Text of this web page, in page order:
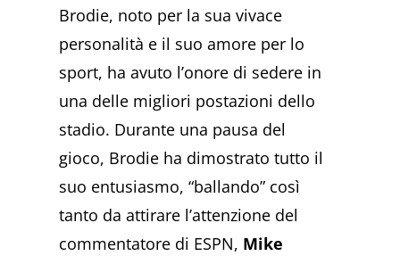
Brodie, noto per la sua vivace
personalità e il suo amore per lo
sport, ha avuto l’onore di sedere in
una delle migliori postazioni dello
stadio. Durante una pausa del
gioco, Brodie ha dimostrato tutto il
suo entusiasmo, “ballando” così
tanto da attirare l’attenzione del
commentatore di ESPN, Mike